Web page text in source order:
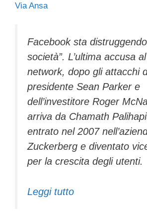
Via Ansa
Facebook sta
società”. L’ultima accusa
network, dopo gli attacchi
presidente Sean Parker e
dell’investitore Roger
arriva da Chamath
entrato nel 2007
Zuckerberg e diventato
per la crescita degli utenti.
Leggi tutto